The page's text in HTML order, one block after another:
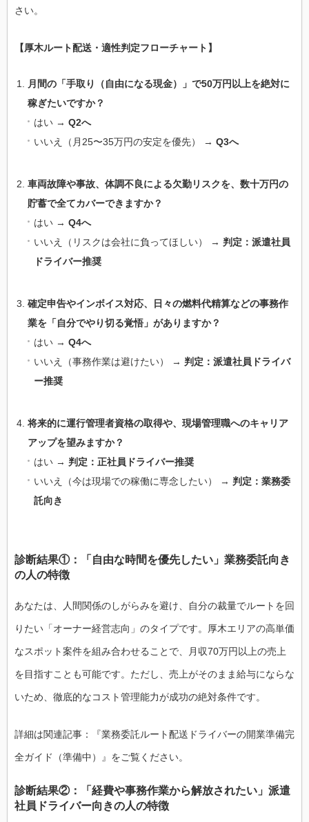
さい。
【厚木ルート配送・適性判定フローチャート】
月間の「手取り（自由になる現金）」で50万円以上を絶対に
稼ぎたいですか？
はい → Q2へ
いいえ（月25〜35万円の安定を優先） → Q3へ
車両故障や事故、体調不良による欠勤リスクを、数十万円の
貯蓄で全てカバーできますか？
はい → Q4へ
いいえ（リスクは会社に負ってほしい） → 判定：派遣社員
ドライバー推奨
確定申告やインボイス対応、日々の燃料代精算などの事務作
業を「自分でやり切る覚悟」がありますか？
はい → Q4へ
いいえ（事務作業は避けたい） → 判定：派遣社員ドライバ
ー推奨
将来的に運行管理者資格の取得や、現場管理職へのキャリア
アップを望みますか？
はい → 判定：正社員ドライバー推奨
いいえ（今は現場での稼働に専念したい） → 判定：業務委
託向き
診断結果①：「自由な時間を優先したい」業務委託向き
の人の特徴
あなたは、人間関係のしがらみを避け、自分の裁量でルートを回
りたい「オーナー経営志向」のタイプです。厚木エリアの高単価
なスポット案件を組み合わせることで、月収70万円以上の売上
を目指すことも可能です。ただし、売上がそのまま給与にならな
いため、徹底的なコスト管理能力が成功の絶対条件です。
詳細は関連記事：『業務委託ルート配送ドライバーの開業準備完
全ガイド（準備中）』をご覧ください。
診断結果②：「経費や事務作業から解放されたい」派遣
社員ドライバー向きの人の特徴